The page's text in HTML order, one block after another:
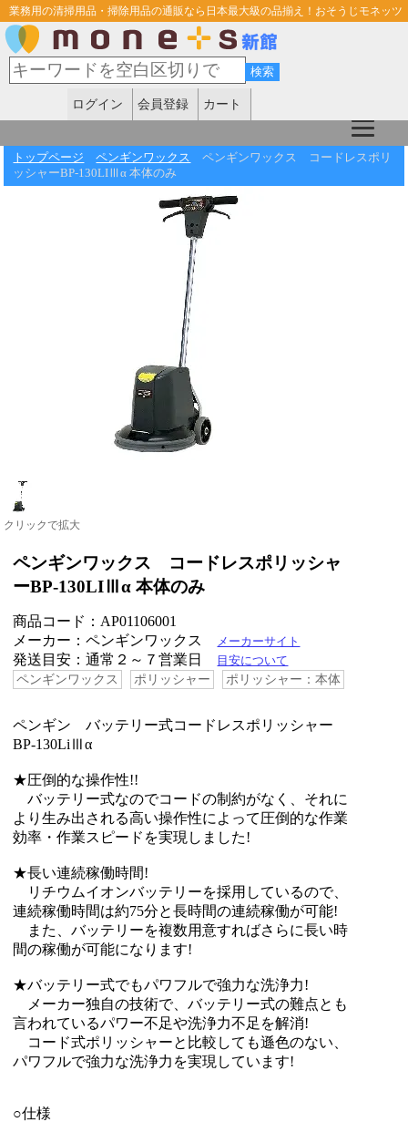
業務用の清掃用品・掃除用品の通販なら日本最大級の品揃え！おそうじモネッツ
ログイン 会員登録 カート
トップページ ペンギンワックス
ペンギンワックス コードレスポリ
ッシャーBP-130LIⅢα 本体のみ
クリックで拡大
ペンギンワックス コードレスポリッシャ
ーBP-130LIⅢα 本体のみ
商品コード：AP01106001
メーカー：ペンギンワックス
メーカーサイト
発送目安：通常２～７営業日 目安について
ペンギンワックス ポリッシャー ポリッシャー：本体
ペンギン バッテリー式コードレスポリッシャー
BP-130LiⅢα
★圧倒的な操作性!!
バッテリー式なのでコードの制約がなく、それに
より生み出される高い操作性によって圧倒的な作業
効率・作業スピードを実現しました!
★長い連続稼働時間!
リチウムイオンバッテリーを採用しているので、
連続稼働時間は約75分と長時間の連続稼働が可能!
また、バッテリーを複数用意すればさらに長い時
間の稼働が可能になります!
★バッテリー式でもパワフルで強力な洗浄力!
メーカー独自の技術で、バッテリー式の難点とも
言われているパワー不足や洗浄力不足を解消!
コード式ポリッシャーと比較しても遜色のない、
パワフルで強力な洗浄力を実現しています!
○仕様